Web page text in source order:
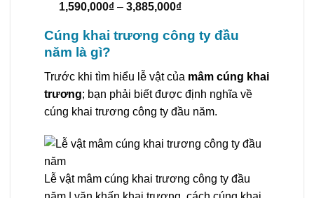
1,590,000₫– 3,885,000₫
Cúng khai trương công ty đầu
năm là gì?
Trước khi tìm hiểu lễ vật của mâm cúng khai
trương; bạn phải biết được định nghĩa về
cúng khai trương công ty đầu năm.
Lễ vật mâm cúng khai trương công ty đầu